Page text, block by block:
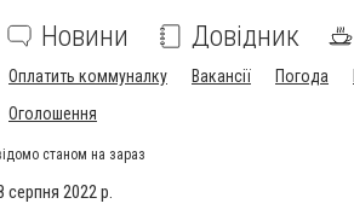
Новини Довідник
Оплатить коммуналку Вакансії Погода
Оголошення
станом на зараз
серпня 2022 р.